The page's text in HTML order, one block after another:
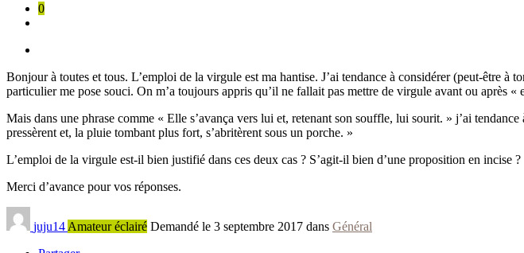
0
Bonjour à toutes et tous. L’emploi de la virgule est ma hantise. J’ai tendance à considérer (peut-être
particulier me pose souci. On m’a toujours appris qu’il ne fallait pas mettre de virgule avant ou après «
Mais dans une phrase comme « Elle s’avança vers lui et, retenant son souffle, lui sourit. » j’ai
pressèrent et, la pluie tombant plus fort, s’abritèrent sous un porche. »
L’emploi de la virgule est-il bien justifié dans ces deux cas ? S’agit-il bien d’une proposition en incise ?
Merci d’avance pour vos réponses.
juju14 Amateur éclairé Demandé le 3 septembre 2017 dans Général